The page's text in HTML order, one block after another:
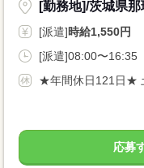
[勤務地]/茨城県
[派遣]時給1,550円
[派遣]08:00〜16:35
応募